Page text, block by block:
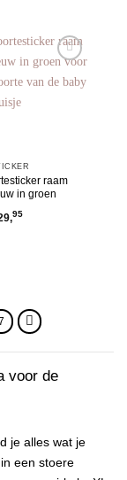
Toevoegen
aan
raam
in groen
95
voor de
je alles wat je
een stoere